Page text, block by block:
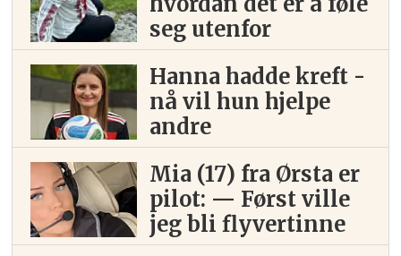
seg utenfor
Hanna hadde kreft -
nå vil hun hjelpe
andre
Mia (17) fra Ørsta er
pilot: — Først ville
jeg bli flyvertinne